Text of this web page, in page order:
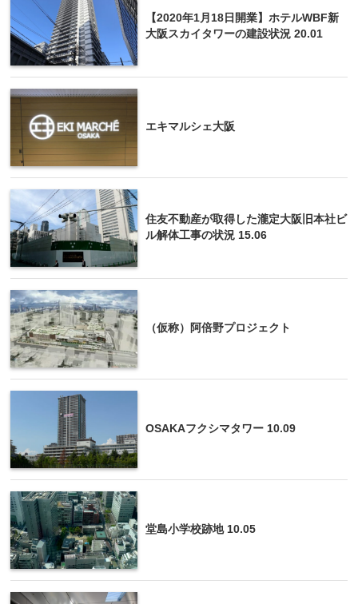
【2020年1月18日開業】ホテルWBF新
大阪スカイタワーの建設状況 20.01
エキマルシェ大阪
住友不動産が取得した瀧定大阪旧本社ビ
ル解体工事の状況 15.06
（仮称）阿倍野プロジェクト
OSAKAフクシマタワー 10.09
堂島小学校跡地 10.05